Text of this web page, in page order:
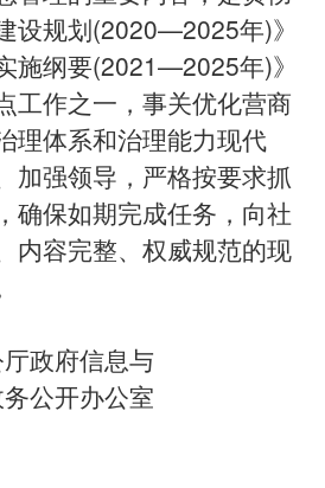
设规划(2020—2025年)》
施纲要(2021—2025年)》
工作之一，事关优化营商
理体系和治理能力现代
加强领导，严格按要求抓
确保如期完成任务，向社
内容完整、权威规范的现
政府信息与
公开办公室